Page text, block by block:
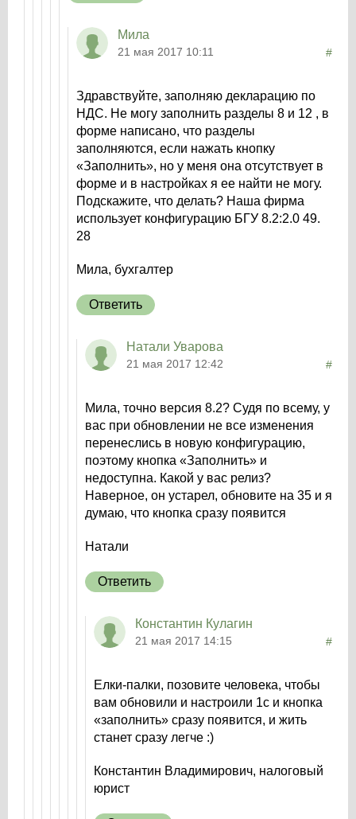
Мила
21 мая 2017 10:11 #
Здравствуйте, заполняю декларацию по
НДС. Не могу заполнить разделы 8 и 12 , в
форме написано, что разделы
заполняются, если нажать кнопку
«Заполнить», но у меня она отсутствует в
форме и в настройках я ее найти не могу.
Подскажите, что делать? Наша фирма
использует конфигурацию БГУ 8.2:2.0 49.
28
Мила, бухгалтер
Ответить
Натали Уварова
21 мая 2017 12:42 #
Мила, точно версия 8.2? Судя по всему, у
вас при обновлении не все изменения
перенеслись в новую конфигурацию,
поэтому кнопка «Заполнить» и
недоступна. Какой у вас релиз?
Наверное, он устарел, обновите на 35 и я
думаю, что кнопка сразу появится
Натали
Ответить
Константин Кулагин
21 мая 2017 14:15 #
Елки-палки, позовите человека, чтобы
вам обновили и настроили 1с и кнопка
«заполнить» сразу появится, и жить
станет сразу легче :)
Константин Владимирович, налоговый
юрист